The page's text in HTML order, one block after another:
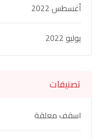
أغسطس 2022
يوليو 2022
تصنيفات
اسقف معلقة